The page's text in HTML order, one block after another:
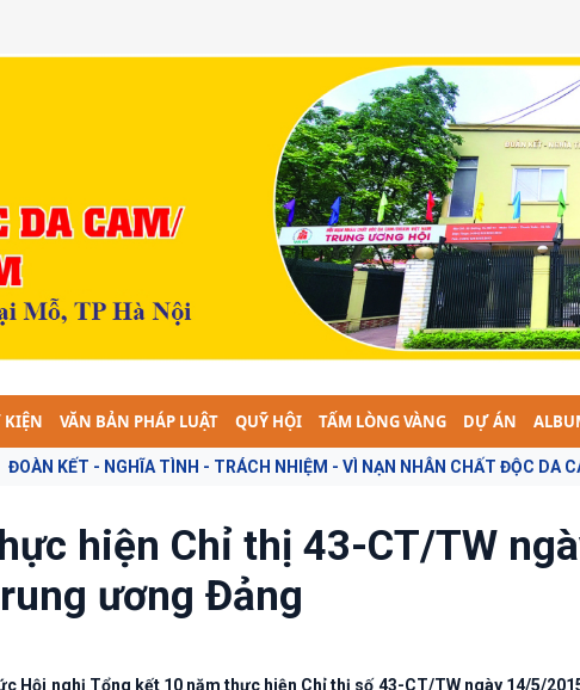
KIỆN VĂN BẢN PHÁP LUẬT QUỸ HỘI TẤM LÒNG VÀNG DỰ ÁN
TRÁCH NHIỆM - VÌ NẠN NHÂN CHẤT ĐỘC DA CAM -- "TOÀN DÂN TÍCH
hiện Chỉ thị 43-CT/TW
ương Đảng
Hội nghị Tổng kết 10 năm thực hiện Chỉ thị số 43-CT/TW ngày 14/5/